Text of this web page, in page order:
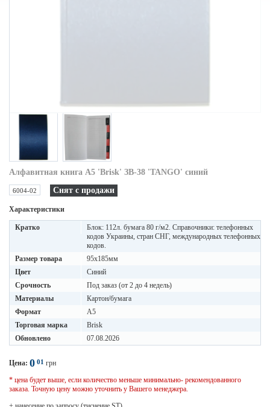
Алфавитная книга A5 'Brisk' ЗВ-38 'TANGO' синий
6004-02 Снят с продажи
Характеристики
Кратко
Блок: 112л. бумага 80 г/м2. Справочники: телефонных
кодов Украины, стран СНГ, международных телефонных
кодов.
Размер товара
95х185мм
Цвет
Синий
Срочность
Под заказ (от 2 до 4 недель)
Материалы
Картон/бумага
Формат
A5
Торговая марка
Brisk
Обновлено
07.08.2026
Цена: 0 01 грн
* цена будет выше, если количество меньше минимально- рекомендованного
заказа. Точную цену можно уточнить у Вашего менеджера.